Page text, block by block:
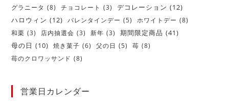
グラニータ (8) チョコレート (3) デコレーション (12)
ハロウィン (12) バレンタインデー (5) ホワイトデー (8)
和栗 (3) 店内抽選会 (3) 新年 (3) 期間限定商品 (41)
母の日 (10) 焼き菓子 (6) 父の日 (5) 苺 (8)
苺のクロワッサンド (8)
営業日カレンダー